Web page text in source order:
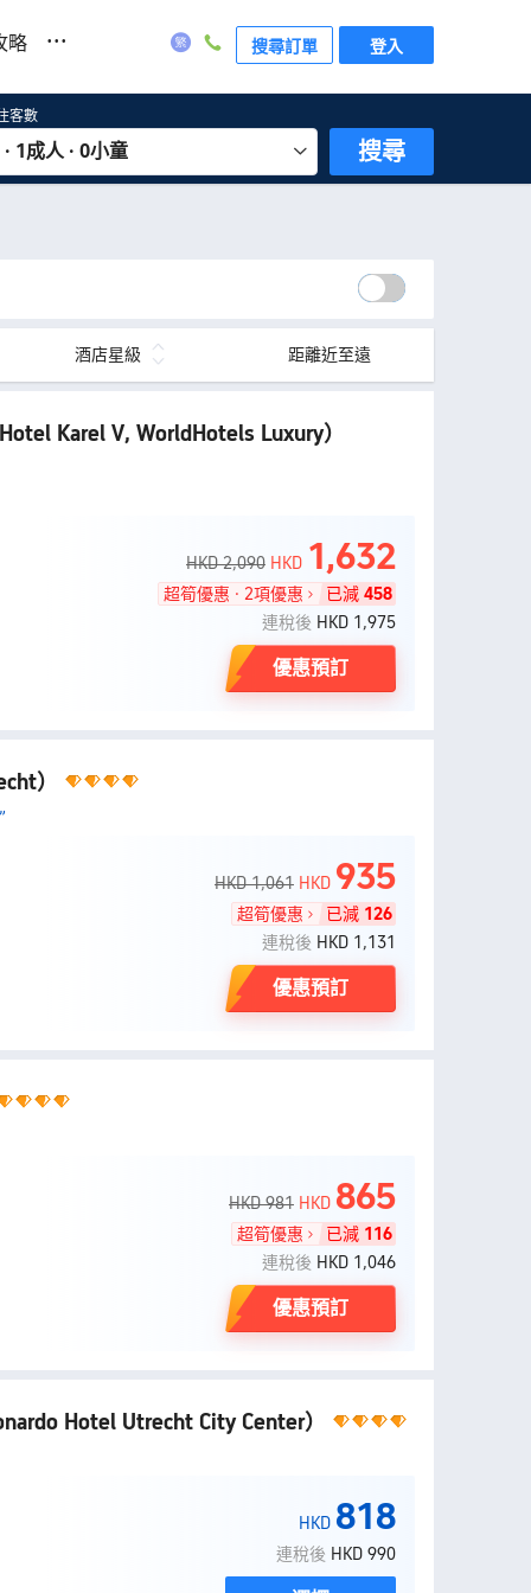
略 ... 搜尋訂單 登入
客數
1成人 · 0小童 搜尋
酒店星級 距離近至遠
Karel V, WorldHotels Luxury）
HKD 2,090 HKD 1,632
超筍優惠 · 2項優惠 已減 458
連稅後 HKD 1,975
優惠預訂
）
HKD 1,061 HKD 935
超筍優惠 已減 126
連稅後 HKD 1,131
優惠預訂
HKD 981 HKD 865
超筍優惠 已減 116
連稅後 HKD 1,046
優惠預訂
Hotel Utrecht City Center）
HKD 818
連稅後 HKD 990